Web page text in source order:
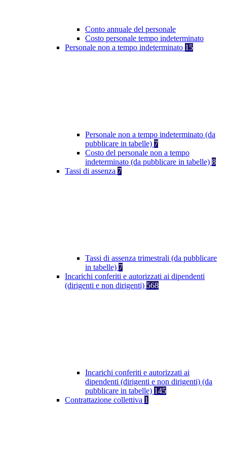
Conto annuale del personale
Costo personale tempo indeterminato
Personale non a tempo indeterminato 15
Personale non a tempo indeterminato (da
pubblicare in tabelle) 7
Costo del personale non a tempo
indeterminato (da pubblicare in tabelle) 8
Tassi di assenza 7
Tassi di assenza trimestrali (da pubblicare
in tabelle) 7
Incarichi conferiti e autorizzati ai dipendenti
(dirigenti e non dirigenti) 568
Incarichi conferiti e autorizzati ai
dipendenti (dirigenti e non dirigenti) (da
pubblicare in tabelle) 145
Contrattazione collettiva 1